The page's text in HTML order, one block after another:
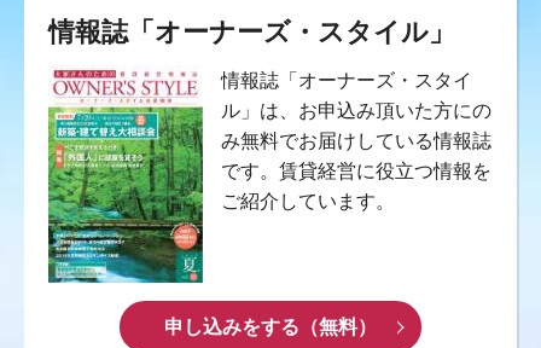
情報誌「オーナーズ・スタイル」
情報誌「オーナーズ・スタイ
ル」は、お申込み頂いた方にの
み無料でお届けしている情報誌
です。賃貸経営に役立つ情報を
ご紹介しています。
申し込みをする（無料）